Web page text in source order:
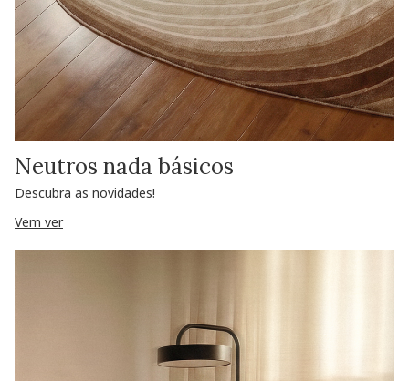
Neutros nada básicos
Descubra as novidades!
Vem ver